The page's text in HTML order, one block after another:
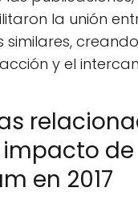
la unión
similares,
y el
impacto de
en 2017